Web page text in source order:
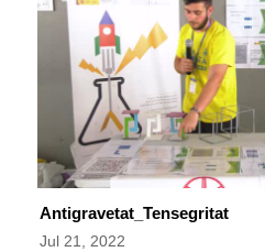
Antigravetat_Tensegritat
Jul 21, 2022